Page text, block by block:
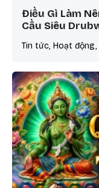
Điều Gì Làm
Cầu Siêu
Tin tức, Hoạt